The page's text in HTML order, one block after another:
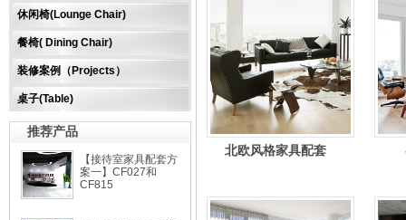
休闲椅(Lounge Chair)
餐椅( Dining Chair)
装修案例（Projects）
桌子(Table)
推荐产品
【接待室家具配套方
案一】CF027和
CF815
北欧风格家具配套